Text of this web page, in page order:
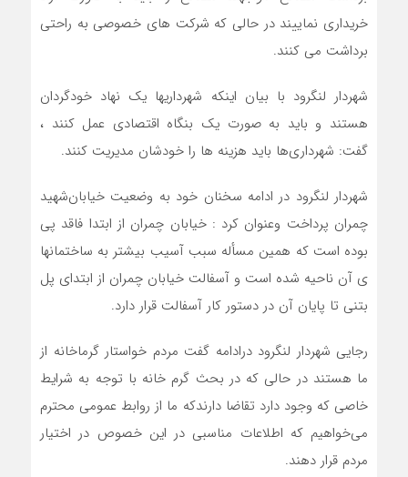
خریداری نماییند در حالی که شرکت های خصوصی به راحتی
برداشت می کنند.
شهردار لنگرود با بیان اینکه شهرداریها یک نهاد خودگردان
هستند و باید به صورت یک بنگاه اقتصادی عمل کنند ،
گفت: شهرداری‌ها باید هزینه ها را خودشان مدیریت کنند.
شهردار لنگرود در ادامه سخنان خود به وضعیت خیابان‌شهید
چمران پرداخت وعنوان کرد : خیابان چمران از ابتدا فاقد پی
بوده است که همین مسأله سبب آسیب بیشتر به ساختمانها
ی آن ناحیه شده است و آسفالت خیابان چمران از ابتدای پل
بتنی تا پایان آن در دستور کار آسفالت قرار دارد.
رجایی شهردار لنگرود درادامه گفت مردم خواستار گرماخانه از
ما هستند در حالی که در بحث گرم خانه با توجه به شرایط
خاصی که وجود دارد تقاضا دارندکه ما از روابط عمومی محترم
می‌خواهیم که اطلاعات مناسبی در این خصوص در اختیار
مردم قرار دهند.